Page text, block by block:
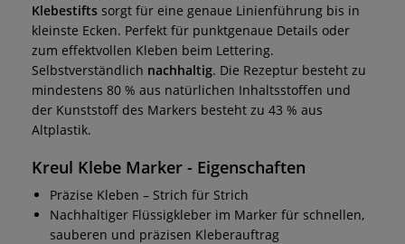
Klebestifts sorgt für eine genaue Linienführung bis in
kleinste Ecken. Perfekt für punktgenaue Details oder
zum effektvollen Kleben beim Lettering.
Selbstverständlich nachhaltig. Die Rezeptur besteht zu
mindestens 80 % aus natürlichen Inhaltsstoffen und
der Kunststoff des Markers besteht zu 43 % aus
Altplastik.
Kreul Klebe Marker - Eigenschaften
Präzise Kleben – Strich für Strich
Nachhaltiger Flüssigkleber im Marker für schnellen,
sauberen und präzisen Kleberauftrag